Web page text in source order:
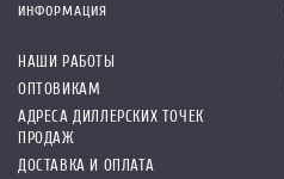
ИНФОРМАЦИЯ
НАШИ РАБОТЫ
ОПТОВИКАМ
АДРЕСА ДИЛЛЕРСКИХ ТОЧЕК
ПРОДАЖ
ДОСТАВКА И ОПЛАТА